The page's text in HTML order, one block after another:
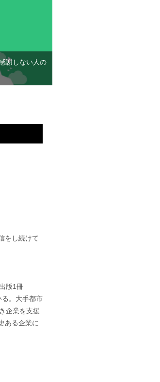
謝しない人の
をし続けて
版1冊
。大手都市
企業を支援
ある企業に